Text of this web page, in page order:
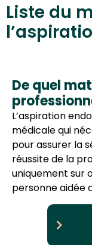
Liste du
De quel
L’aspiration
médicale qui
pour assurer la
réussite de la
uniquement sur
personne aidée